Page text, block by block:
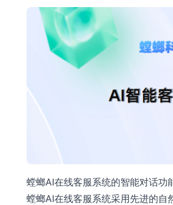
螳螂AI在线客服系统的智能对话功
螳螂AI在线客服系统采用先进的自